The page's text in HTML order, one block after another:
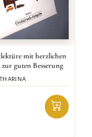
mit herzlichen
guten Besserung